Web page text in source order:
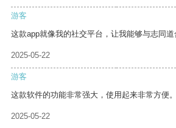
游客
这款app就像我的社交平台，让我能够与志同道
2025-05-22
游客
这款软件的功能非常强大，使用起来非常方便。
2025-05-22